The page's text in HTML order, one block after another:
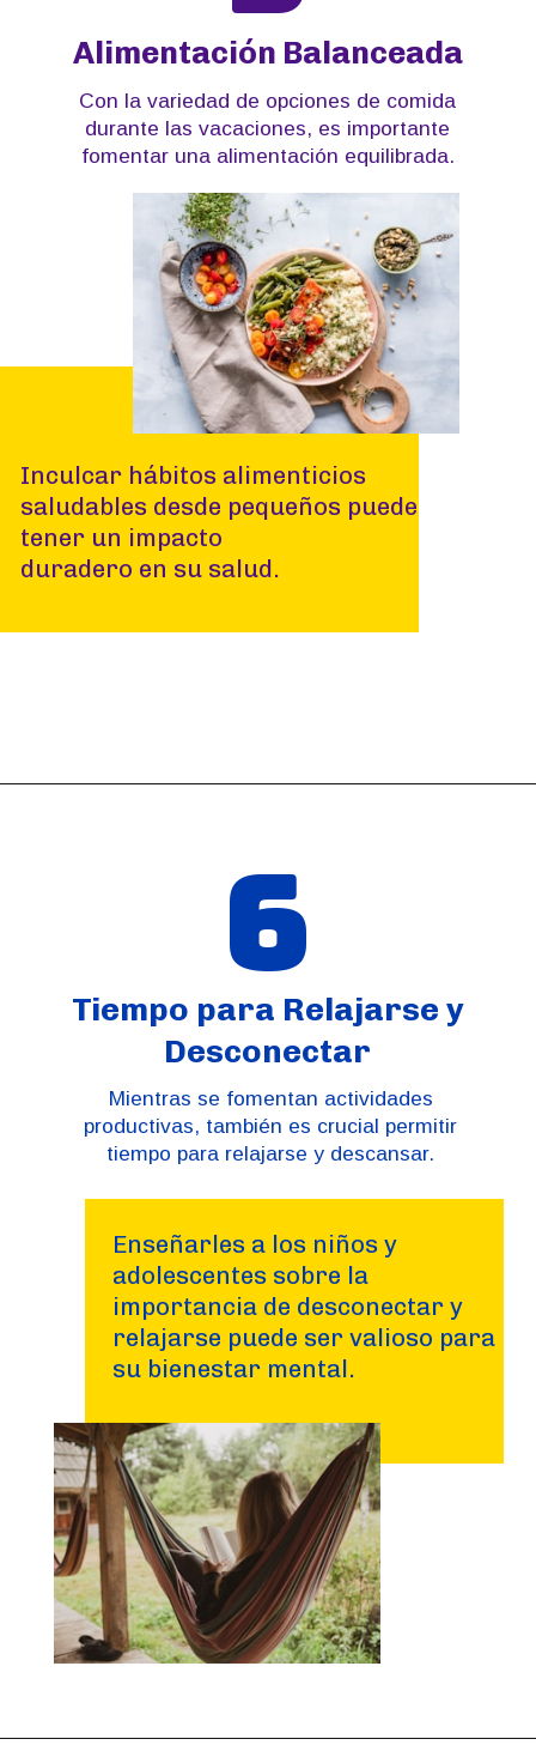
Alimentación Balanceada
Con la variedad de opciones de comida
durante las vacaciones, es importante
fomentar una alimentación equilibrada.
Inculcar hábitos alimenticios
saludables desde pequeños puede
tener un impacto
duradero en su salud.
6
Tiempo para Relajarse y
Desconectar
Mientras se fomentan actividades
productivas, también es crucial permitir
tiempo para relajarse y descansar.
Enseñarles a los niños y
adolescentes sobre la
importancia de desconectar y
relajarse puede ser valioso para
su bienestar mental.